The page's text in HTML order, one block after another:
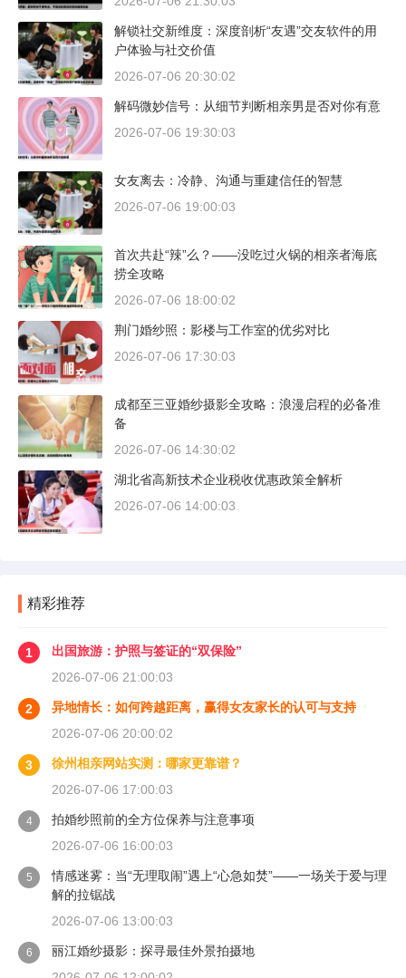
解锁社交新维度：深度剖析“友遇”交友软件的用
户体验与社交价值
2026-07-06 20:30:02
解码微妙信号：从细节判断相亲男是否对你有意
2026-07-06 19:30:03
女友离去：冷静、沟通与重建信任的智慧
2026-07-06 19:00:03
首次共赴“辣”么？——没吃过火锅的相亲者海底
捞全攻略
2026-07-06 18:00:02
荆门婚纱照：影楼与工作室的优劣对比
2026-07-06 17:30:03
成都至三亚婚纱摄影全攻略：浪漫启程的必备准
备
2026-07-06 14:30:02
湖北省高新技术企业税收优惠政策全解析
2026-07-06 14:00:03
精彩推荐
1
出国旅游：护照与签证的“双保险”
2026-07-06 21:00:03
2
异地情长：如何跨越距离，赢得女友家长的认可与支持
2026-07-06 20:00:02
3
徐州相亲网站实测：哪家更靠谱？
2026-07-06 17:00:03
4
拍婚纱照前的全方位保养与注意事项
2026-07-06 16:00:03
5
情感迷雾：当“无理取闹”遇上“心急如焚”——一场关于爱与理
解的拉锯战
2026-07-06 13:00:03
6
丽江婚纱摄影：探寻最佳外景拍摄地